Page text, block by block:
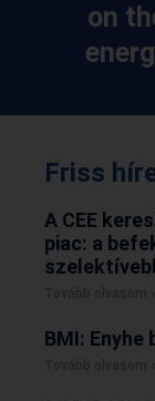
on
Friss
A CEE
piac: a
BMI: Enyhe